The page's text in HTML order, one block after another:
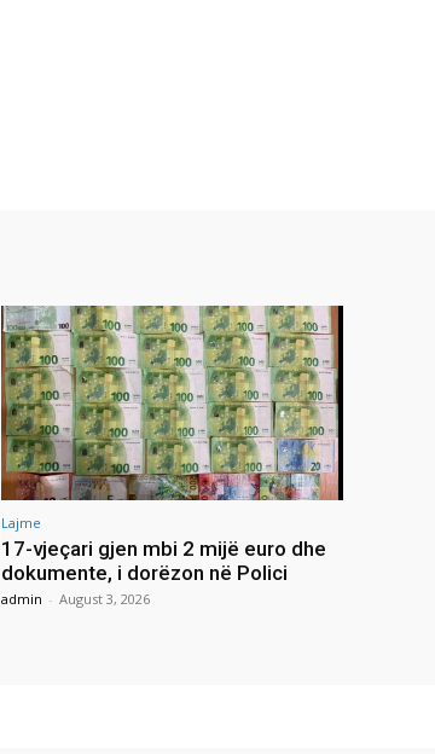
Lajme
17-vjeçari gjen mbi 2 mijë euro dhe
dokumente, i dorëzon në Polici
admin - August 3, 2026